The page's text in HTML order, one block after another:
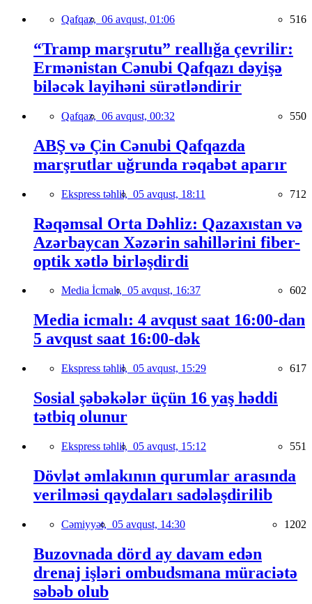
Qafqaz, 06 avqust, 01:06 516
“Tramp marşrutu” reallığa çevrilir:
Ermənistan Cənubi Qafqazı dəyişə
biləcək layihəni sürətləndirir
Qafqaz, 06 avqust, 00:32 550
ABŞ və Çin Cənubi Qafqazda
marşrutlar uğrunda rəqabət aparır
Ekspress təhlil, 05 avqust, 18:11 712
Rəqəmsal Orta Dəhliz: Qazaxıstan və
Azərbaycan Xəzərin sahillərini fiber-
optik xətlə birləşdirdi
Media İcmalı, 05 avqust, 16:37 602
Media icmalı: 4 avqust saat 16:00-dan
5 avqust saat 16:00-dək
Ekspress təhlil, 05 avqust, 15:29 617
Sosial şəbəkələr üçün 16 yaş həddi
tətbiq olunur
Ekspress təhlil, 05 avqust, 15:12 551
Dövlət əmlakının qurumlar arasında
verilməsi qaydaları sadələşdirilib
Cəmiyyət, 05 avqust, 14:30 1202
Buzovnada dörd ay davam edən
drenaj işləri ombudsmana müraciətə
səbəb olub